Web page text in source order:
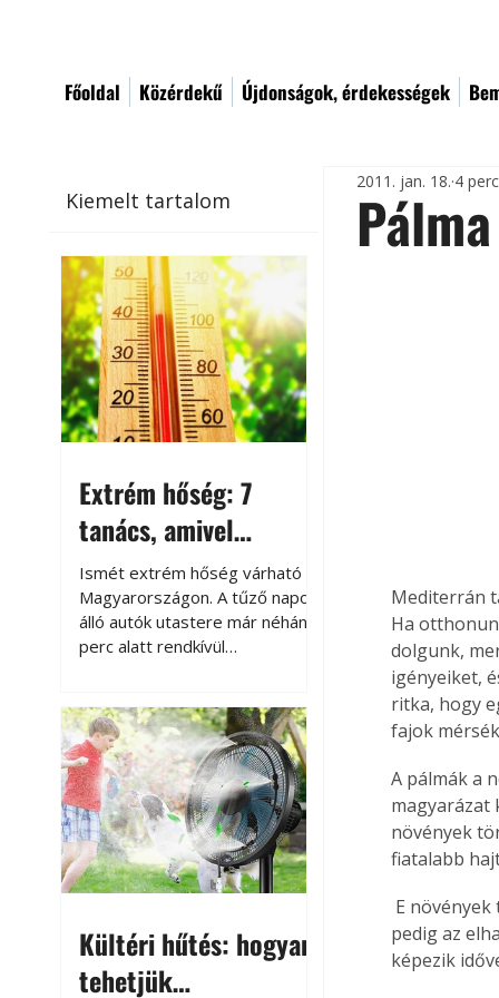
Főoldal Közérdekű Újdonságok, érdekességek
Kiemelt tartalom
Extrém hőség: 7
tanács, amivel
megóvhatjuk
autónkat a nyári
károktól
Ismét extrém hőség várható
Magyarországon. A tűző napon
álló autók utastere már néhány
perc alatt rendkívül
megközelítheti. Ez nemcsak a
beszállást teszi kellemetlenné,
hanem az autó állapotára és a
benne hagyott tárgyakra is
káros hatással lehet. Néhány
egyszerű óvintézkedéssel
azonban jelentősen
csökkenthetjük a hőség káros
Kültéri hűtés: hogyan
tehetjük
Pálma
2011. jan. 18. 4
Mediterrán
Ha
dolgunk,
igényeiket,
ritka, hogy
fajok
A pálmák a
magyarázat
növények
fiatalabb
pedig az
képezik